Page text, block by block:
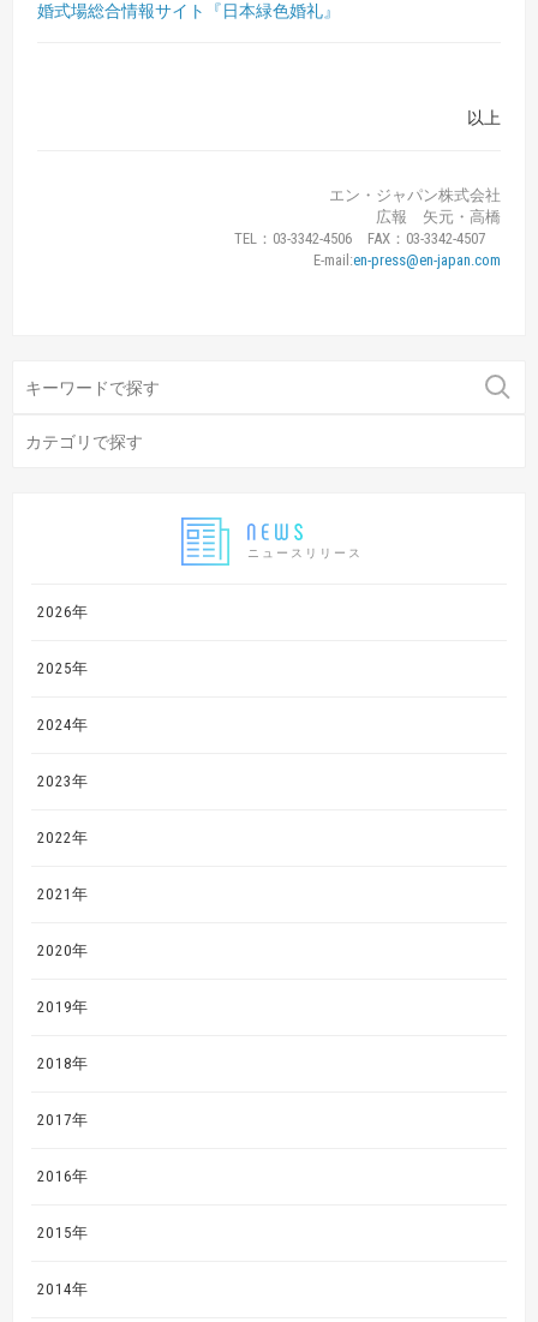
ニュースリリース
2026年
2025年
2024年
2023年
2022年
2021年
2020年
2019年
2018年
2017年
2016年
2015年
2014年
婚式場総合情報サイト『日本緑色婚礼』
以上
エン・ジャパン株式会社
広報 矢元・高橋
TEL：03-3342-4506 FAX：03-3342-4507
E-mail:en-press@en-japan.com